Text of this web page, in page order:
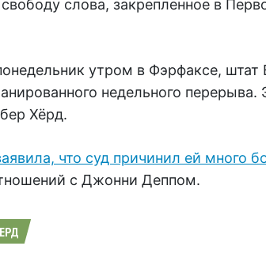
слова, закрепленное в
утром в Фэрфаксе,
недельного
Хёрд.
что суд причинил ей много
с Джонни Деппом.